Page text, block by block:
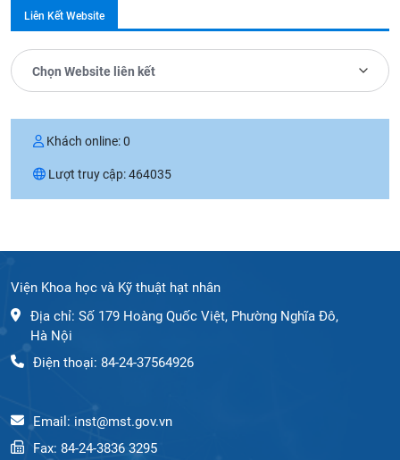
Liên Kết Website
Chọn Website liên kết
Khách online:0
Lượt truy cập:464035
Viện Khoa học và Kỹ thuật hạt nhân
Địa chỉ: Số 179 Hoàng Quốc Việt, Phường Nghĩa Đô,
Hà Nội
Điện thoại: 84-24-37564926
Email: inst@mst.gov.vn
Fax: 84-24-3836 3295